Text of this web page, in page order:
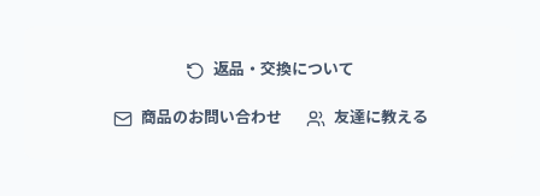
返品・交換について
商品のお問い合わせ 友達に教える